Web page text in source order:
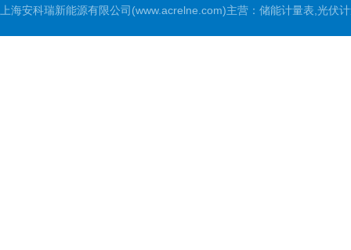
上海安科瑞新能源有限公司(www.acrelne.com)主营：储能计量表,光伏